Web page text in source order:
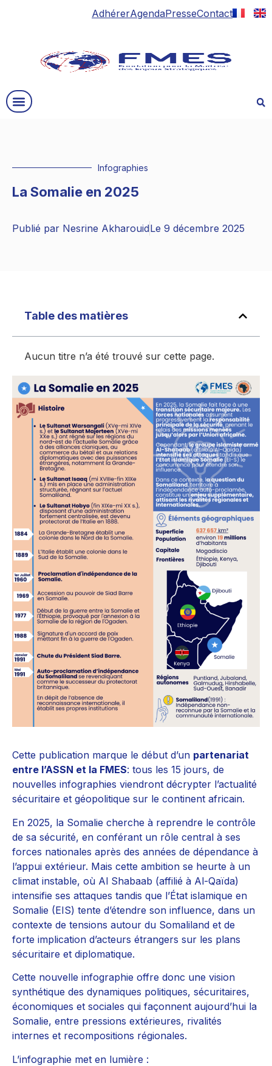
AdhérerAgendaPresseContact
Infographies
La Somalie en 2025
Publié par Nesrine AkharouidLe 9 décembre 2025
Table des matières
Aucun titre n’a été trouvé sur cette page.
Cette publication marque le début d’un partenariat
entre l’ASSN et la FMES: tous les 15 jours, de
nouvelles infographies viendront décrypter l’actualité
sécuritaire et géopolitique sur le continent africain.
En 2025, la Somalie cherche à reprendre le contrôle
de sa sécurité, en conférant un rôle central à ses
forces nationales après des années de dépendance à
l’appui extérieur. Mais cette ambition se heurte à un
climat instable, où Al Shabaab (affilié à Al-Qaïda)
intensifie ses attaques tandis que l’État islamique en
Somalie (EIS) tente d’étendre son influence, dans un
contexte de tensions autour du Somaliland et de
forte implication d’acteurs étrangers sur les plans
sécuritaire et diplomatique.
Cette nouvelle infographie offre donc une vision
synthétique des dynamiques politiques, sécuritaires,
économiques et sociales qui façonnent aujourd’hui la
Somalie, entre pressions extérieures, rivalités
internes et recompositions régionales.
L’infographie met en lumière :